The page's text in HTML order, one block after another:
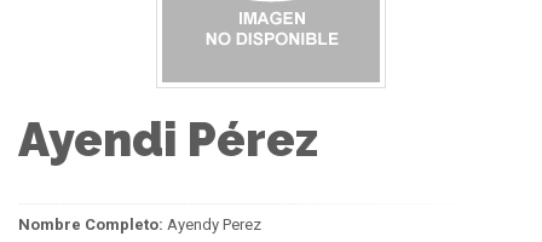
Ayendi Pérez
Nombre Completo: Ayendy Perez